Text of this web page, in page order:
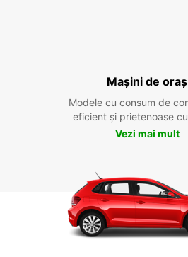
Mașini de oraș
Modele cu consum de
eficient și prietenoase
Vezi mai mult